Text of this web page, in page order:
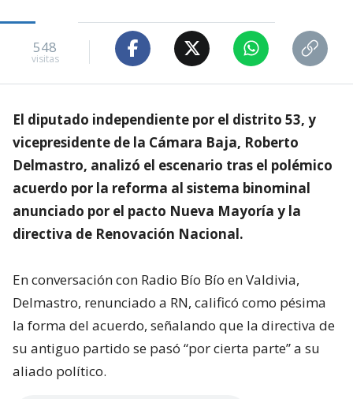
548
visitas
El diputado independiente por el distrito 53, y
vicepresidente de la Cámara Baja, Roberto
Delmastro, analizó el escenario tras el polémico
acuerdo por la reforma al sistema binominal
anunciado por el pacto Nueva Mayoría y la
directiva de Renovación Nacional.
En conversación con Radio Bío Bío en Valdivia,
Delmastro, renunciado a RN, calificó como pésima
la forma del acuerdo, señalando que la directiva de
su antiguo partido se pasó “por cierta parte” a su
aliado político.